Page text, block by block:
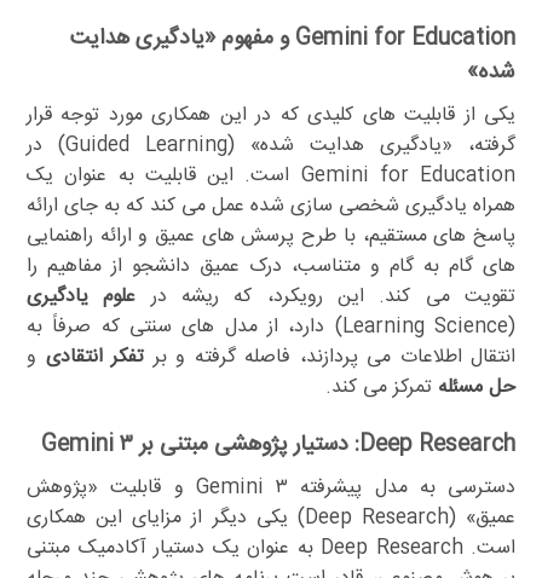
Gemini for Education و مفهوم «یادگیری هدایت
شده»
یکی از قابلیت های کلیدی که در این همکاری مورد توجه قرار
گرفته، «یادگیری هدایت شده» (Guided Learning) در
Gemini for Education است. این قابلیت به عنوان یک
همراه یادگیری شخصی سازی شده عمل می کند که به جای ارائه
پاسخ های مستقیم، با طرح پرسش های عمیق و ارائه راهنمایی
های گام به گام و متناسب، درک عمیق دانشجو از مفاهیم را
تقویت می کند. این رویکرد، که ریشه در علوم یادگیری
(Learning Science) دارد، از مدل های سنتی که صرفاً به
انتقال اطلاعات می پردازند، فاصله گرفته و بر تفکر انتقادی و
حل مسئله تمرکز می کند.
Deep Research: دستیار پژوهشی مبتنی بر Gemini ۳
دسترسی به مدل پیشرفته Gemini ۳ و قابلیت «پژوهش
عمیق» (Deep Research) یکی دیگر از مزایای این همکاری
است. Deep Research به عنوان یک دستیار آکادمیک مبتنی